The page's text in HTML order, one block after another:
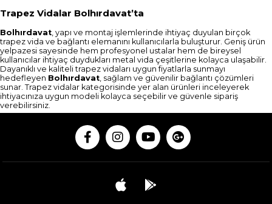
Trapez Vidalar Bolhırdavat’ta
Bolhırdavat, yapı ve montaj işlemlerinde ihtiyaç duyulan birçok
trapez vida ve bağlantı elemanını kullanıcılarla buluşturur. Geniş ürün
yelpazesi sayesinde hem profesyonel ustalar hem de bireysel
kullanıcılar ihtiyaç duydukları metal vida çeşitlerine kolayca ulaşabilir.
Dayanıklı ve kaliteli trapez vidaları uygun fiyatlarla sunmayı
hedefleyen Bolhırdavat, sağlam ve güvenilir bağlantı çözümleri
sunar. Trapez vidalar kategorisinde yer alan ürünleri inceleyerek
ihtiyacınıza uygun modeli kolayca seçebilir ve güvenle sipariş
verebilirsiniz.